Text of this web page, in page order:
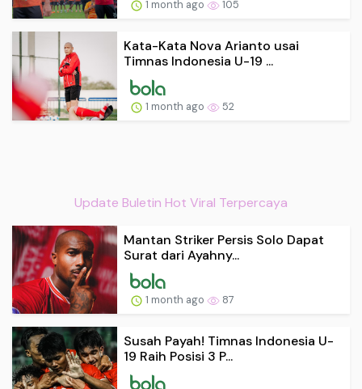
1 month ago 105
Kata-Kata Nova Arianto usai
Timnas Indonesia U-19 ...
1 month ago 52
Update Buletin Hot Viral Terpercaya
Mantan Striker Persis Solo Dapat
Surat dari Ayahny...
1 month ago 87
Susah Payah! Timnas Indonesia U-
19 Raih Posisi 3 P...